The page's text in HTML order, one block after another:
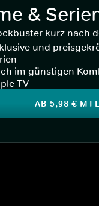
&
kurz nach
und
im günstigen
TV
AB 5,98 €